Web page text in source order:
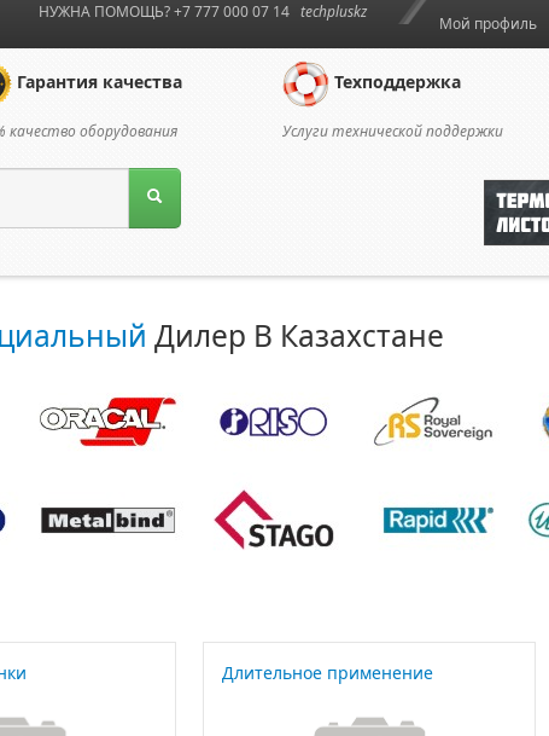
Мой профиль
НУЖНА ПОМОЩЬ? +7 777 000 07 14 techpluskz
Гарантия качества
качество оборудования
Техподдержка
Услуги технической поддержки
Дилер В Казахстане
Длительное применение